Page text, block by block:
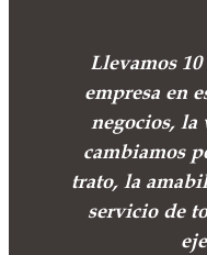
Llevamos
empresa en
negocios, la
cambiamos
trato, la
servicio de